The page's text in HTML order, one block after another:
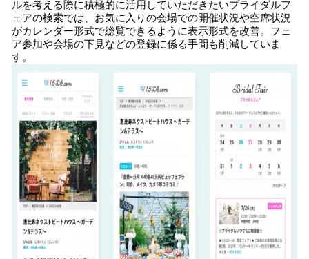
ルを考える際に積極的に活用していただきたいブライダルフ
ェアの検索では、お気に入りの会場での開催状況や空席状況
がカレンダー形式で総覧できるように表示形式を改善。フェ
ア参加や会場の下見などの登録に係る手間も削減していま
す。